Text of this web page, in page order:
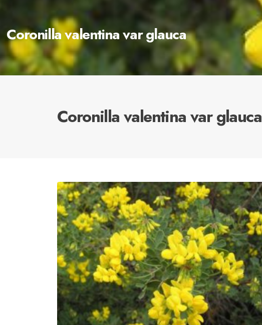
Coronilla valentina var glauca
Coronilla valentina var glauca